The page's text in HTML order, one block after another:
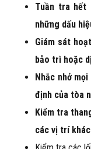
Tuần tra
những dấu
Giám sát
bảo trì hoặc
Nhắc nhở
định của tòa
Kiểm tra
các vị trí